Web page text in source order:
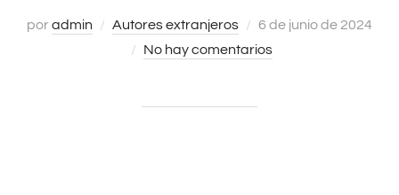
poradmin Autores extranjeros
Publicado
el
6 de junio de 2024
No hay comentarios